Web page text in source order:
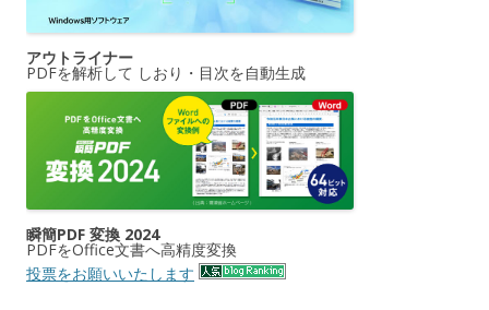
アウトライナー
PDFを解析して しおり・目次を自動生成
瞬簡PDF 変換 2024
PDFをOffice文書へ高精度変換
投票をお願いいたします